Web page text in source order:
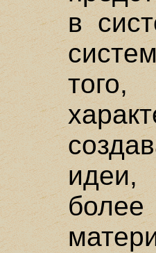
в
идеи,
более